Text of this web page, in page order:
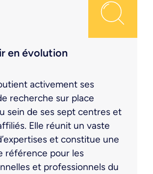
en évolution
activement ses
recherche sur place
sein de ses sept centres et
Elle réunit un vaste
et constitue une
référence pour les
et professionnels du